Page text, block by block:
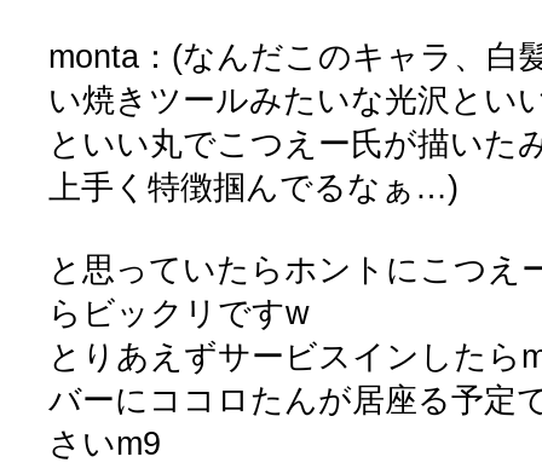
monta：(なんだこのキャラ、白
い焼きツールみたいな光沢とい
といい丸でこつえー氏が描い
上手く特徴掴んでるなぁ…)
と思っていたらホントにこつえ
らビックリですw
とりあえずサービスインしたら
バーにココロたんが居座る予定
さいm9